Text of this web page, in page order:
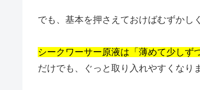
でも、基本を押さえておけばむずかし
シークワーサー原液は「薄めて少しず
だけでも、ぐっと取り入れやすくなり